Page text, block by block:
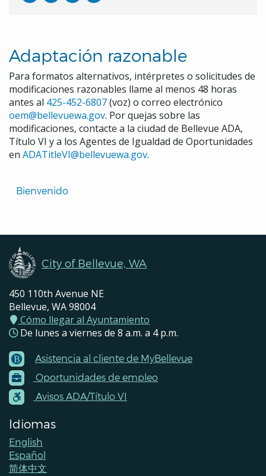
Translated
Bienvenido
Adaptación razonable
Para formatos alternativos, intérpretes o solicitudes de
modificaciones razonables llame al menos 48 horas
antes al 425-452-6807(voz) o correo electrónico
oem@bellevuewa.gov. Por quejas sobre las
modificaciones, contacte a la ciudad de Bellevue ADA,
Título VI y a los Agentes de Igualdad de Oportunidades
en ADATitleVI@bellevuewa.gov.
City of Bellevue, WA
450 110th Avenue NE
Bellevue, WA 98004
Cómo llegar al Ayuntamiento
De lunes a viernes de 8 a.m. a 4 p.m.
Footer
Menu
Contacts
Asistencia al cliente de MyBellevue
Oportunidades de empleo
Avisos ADA/Título VI
Idiomas
English
Español
简体中文